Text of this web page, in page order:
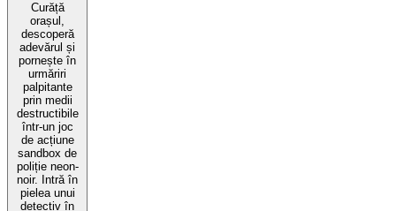
Curăță
orașul,
descoperă
adevărul și
pornește în
urmăriri
palpitante
prin medii
destructibile
într-un joc
de acțiune
sandbox de
poliție neon-
noir. Intră în
pielea unui
detectiv în